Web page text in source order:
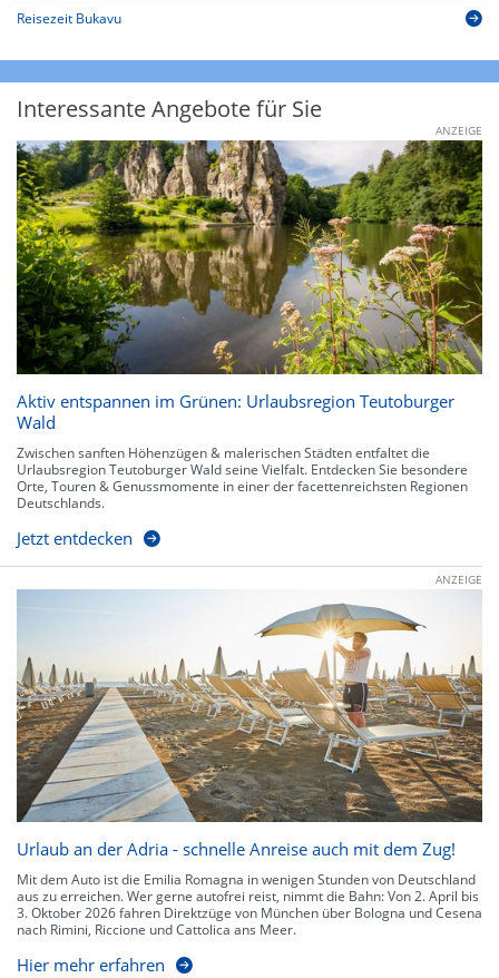
Reisezeit Bukavu
Interessante Angebote für Sie
ANZEIGE
Aktiv entspannen im Grünen: Urlaubsregion Teutoburger
Wald
Zwischen sanften Höhenzügen & malerischen Städten entfaltet die
Urlaubsregion Teutoburger Wald seine Vielfalt. Entdecken Sie besondere
Orte, Touren & Genussmomente in einer der facettenreichsten Regionen
Deutschlands.
Jetzt entdecken
ANZEIGE
Urlaub an der Adria - schnelle Anreise auch mit dem Zug!
Mit dem Auto ist die Emilia Romagna in wenigen Stunden von Deutschland
aus zu erreichen. Wer gerne autofrei reist, nimmt die Bahn: Von 2. April bis
3. Oktober 2026 fahren Direktzüge von München über Bologna und Cesena
nach Rimini, Riccione und Cattolica ans Meer.
Hier mehr erfahren